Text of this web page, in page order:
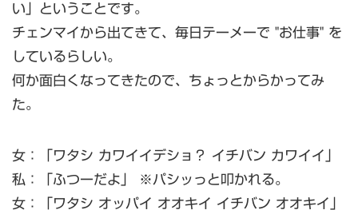
い」ということです。
チェンマイから出てきて、毎日テーメーで "お仕事" を
しているらしい。
何か面白くなってきたので、ちょっとからかってみ
た。
女：「ワタシ カワイイデショ？ イチバン カワイイ」
私：「ふつーだよ」 ※パシッっと叩かれる。
女：「ワタシ オッパイ オオキイ イチバン オオキイ」